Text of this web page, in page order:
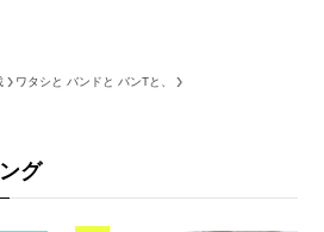
ワタシと バンドと バンTと、
グ